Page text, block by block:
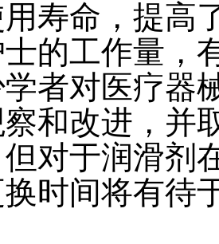
寿命，提高
的工作量，
者对医疗器
和改进，并
对于润滑剂
时间将有待